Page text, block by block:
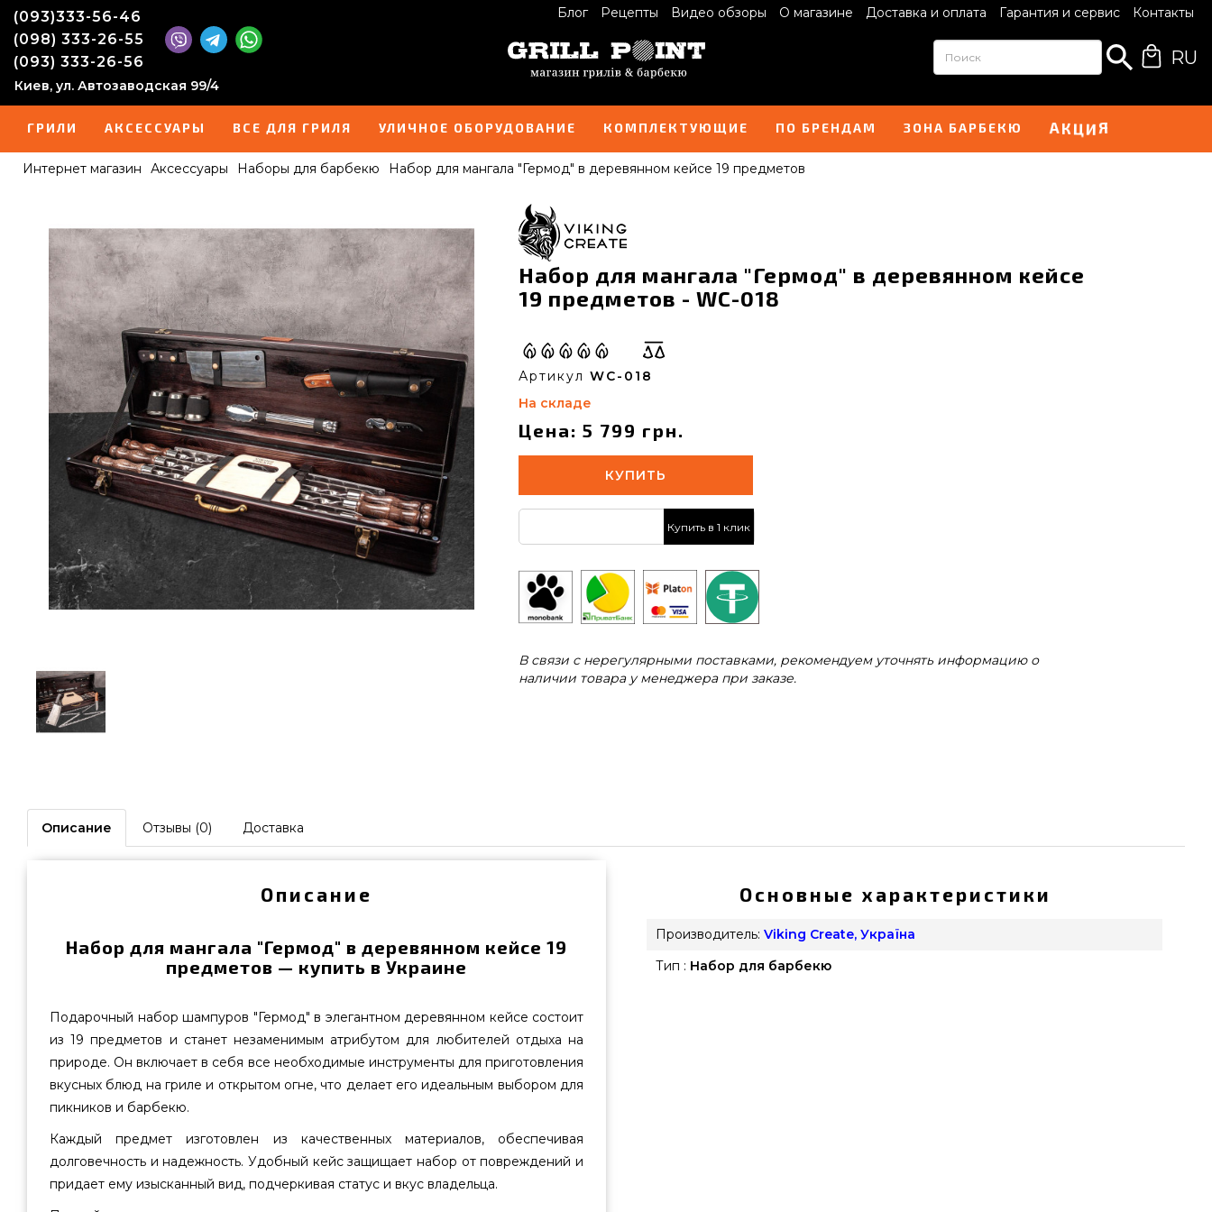
Блог Рецепты Видео обзоры О магазине Доставка и оплата Гарантия и сервис Контакты
(093)333-56-46
(098) 333-26-55
(093) 333-26-56
Киев, ул. Автозаводская 99/4
RU
ГРИЛИ АКСЕССУАРЫ ВСЕ ДЛЯ ГРИЛЯ УЛИЧНОЕ ОБОРУДОВАНИЕ КОМПЛЕКТУЮЩИЕ ПО БРЕНДАМ ЗОНА БАРБЕКЮ АКЦИЯ
Интернет магазин Аксессуары Наборы для барбекю Набор для мангала "Гермод" в деревянном кейсе 19 предметов
Набор для мангала "Гермод" в деревянном кейсе
19 предметов - WC-018
Артикул WC-018
На складе
Цена: 5 799 грн.
КУПИТЬ
Купить в 1 клик
В связи с нерегулярными поставками, рекомендуем уточнять информацию о
наличии товара у менеджера при заказе.
Описание Отзывы (0) Доставка
Описание
Набор для мангала "Гермод" в деревянном кейсе 19
предметов — купить в Украине
Подарочный набор шампуров "Гермод" в элегантном деревянном кейсе состоит
из 19 предметов и станет незаменимым атрибутом для любителей отдыха на
природе. Он включает в себя все необходимые инструменты для приготовления
вкусных блюд на гриле и открытом огне, что делает его идеальным выбором для
пикников и барбекю.
Каждый предмет изготовлен из качественных материалов, обеспечивая
долговечность и надежность. Удобный кейс защищает набор от повреждений и
придает ему изысканный вид, подчеркивая статус и вкус владельца.
Основные характеристики
Производитель: Viking Create, Україна
Тип : Набор для барбекю